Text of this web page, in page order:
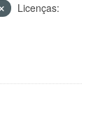
Licenças: